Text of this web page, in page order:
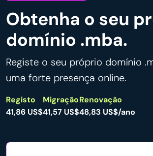
Obtenha o seu
domínio .mba.
Registe o seu próprio domínio
uma forte presença online.
Registo
41,86 US$
Migração
41,57 US$
Renovação
48,83 US$/ano